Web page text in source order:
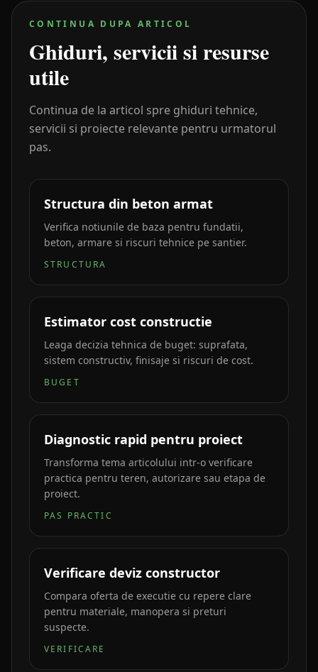
CONTINUA DUPA ARTICOL
Ghiduri, servicii si resurse
utile
Continua de la articol spre ghiduri tehnice,
servicii si proiecte relevante pentru urmatorul
pas.
Structura din beton armat
Verifica notiunile de baza pentru fundatii,
beton, armare si riscuri tehnice pe santier.
STRUCTURA
Estimator cost constructie
Leaga decizia tehnica de buget: suprafata,
sistem constructiv, finisaje si riscuri de cost.
BUGET
Diagnostic rapid pentru proiect
Transforma tema articolului intr-o verificare
practica pentru teren, autorizare sau etapa de
proiect.
PAS PRACTIC
Verificare deviz constructor
Compara oferta de executie cu repere clare
pentru materiale, manopera si preturi
suspecte.
VERIFICARE